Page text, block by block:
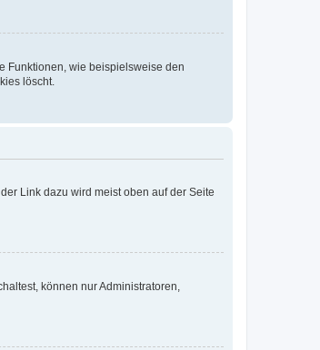
Funktionen, wie beispielsweise den
löscht.
Link dazu wird meist oben auf der Seite
können nur Administratoren,